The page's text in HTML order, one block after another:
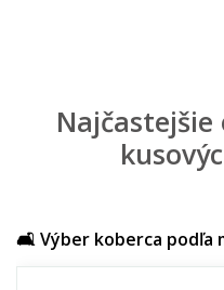
🛋️ Výber koberca podľa